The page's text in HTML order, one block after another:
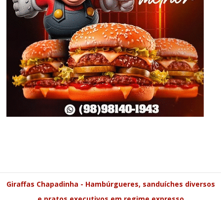
Giraffas Chapadinha - Hambúrgueres, sanduíches diversos